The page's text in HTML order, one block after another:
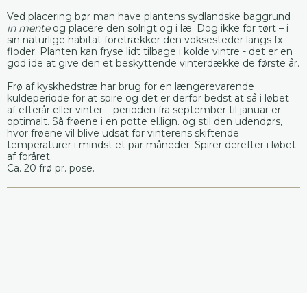
Ved placering bør man have plantens sydlandske baggrund
in menteog placere den solrigt og i læ. Dog ikke for tørt – i
sin naturlige habitat foretrækker den voksesteder langs fx
floder. Planten kan fryse lidt tilbage i kolde vintre - det er en
god ide at give den et beskyttende vinterdække de første år.
Frø af kyskhedstræ har brug for en længerevarende
kuldeperiode for at spire og det er derfor bedst at så i løbet
af efterår eller vinter – perioden fra september til januar er
optimalt. Så frøene i en potte el.lign. og stil den udendørs,
hvor frøene vil blive udsat for vinterens skiftende
temperaturer i mindst et par måneder. Spirer derefter i løbet
af foråret.
Ca. 20 frø pr. pose.